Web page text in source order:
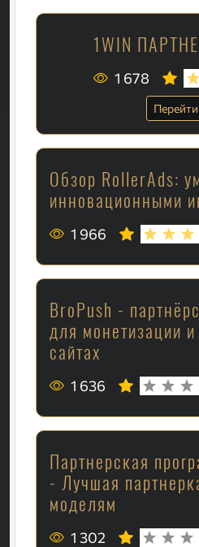
1WIN
1 678
Перейти
Обзор RollerAds:
инновационными
1 966
BroPush -
для монетизации
сайтах
1 636
Партнерская
- Лучшая
моделям
1 302